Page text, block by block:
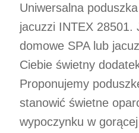
Uniwersalna
jacuzzi INTEX 28501.
domowe SPA lub
Ciebie świetny
Proponujemy
stanowić świetne
wypoczynku w